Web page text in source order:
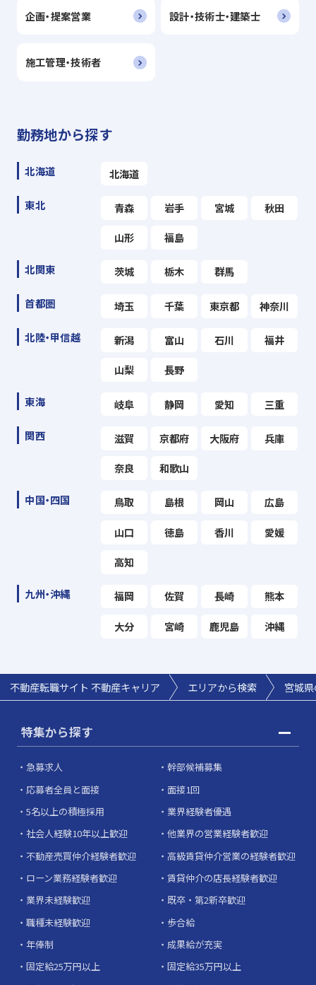
企画・提案営業 設計・技術士・建築士
施工管理・技術者
勤務地から探す
北海道 北海道
東北 青森 岩手 宮城 秋田
山形 福島
北関東 茨城 栃木 群馬
首都圏 埼玉 千葉 東京都 神奈川
北陸・甲信越 新潟 富山 石川 福井
山梨 長野
東海 岐阜 静岡 愛知 三重
関西 滋賀 京都府 大阪府 兵庫
奈良 和歌山
中国・四国 鳥取 島根 岡山 広島
山口 徳島 香川 愛媛
高知
九州・沖縄 福岡 佐賀 長崎 熊本
大分 宮崎 鹿児島 沖縄
不動産転職サイト 不動産キャリア エリアから検索 宮城
特集から探す
急募求人
幹部候補募集
応募者全員と面接
面接1回
5名以上の積極採用
業界経験者優遇
社会人経験10年以上歓迎
他業界の営業経験者歓迎
不動産売買仲介経験者歓迎
高級賃貸仲介営業の経験者歓迎
ローン業務経験者歓迎
賃貸仲介の店長経験者歓迎
業界未経験歓迎
既卒・第2新卒歓迎
職種未経験歓迎
歩合給
年俸制
成果給が充実
固定給25万円以上
固定給35万円以上